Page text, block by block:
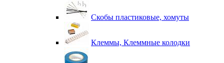
Скобы пластиковые, хомуты
Клеммы, Клеммные колодки